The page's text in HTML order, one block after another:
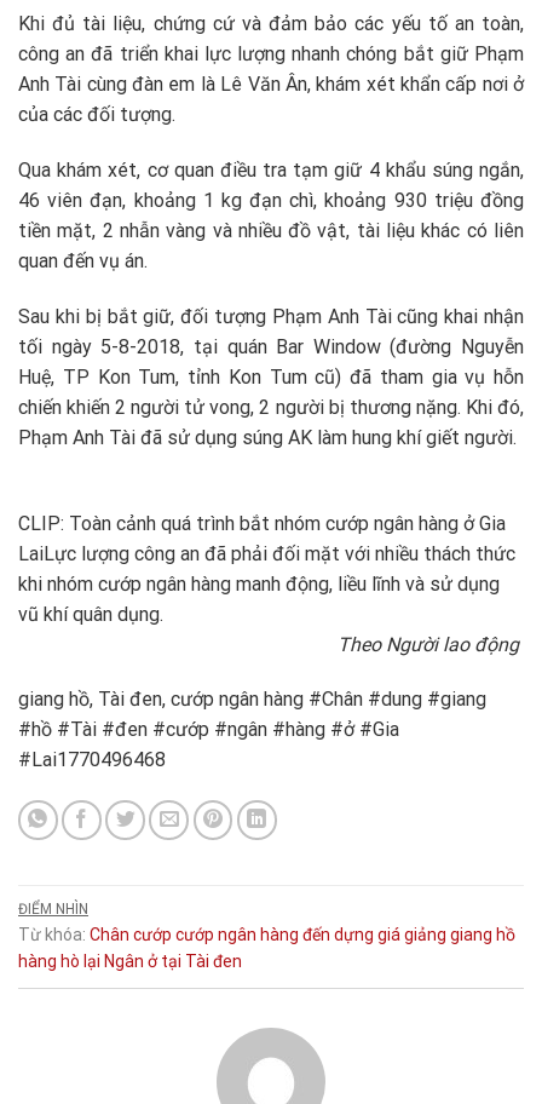
Khi đủ tài liệu, chứng cứ và đảm bảo các yếu tố an toàn,
công an đã triển khai lực lượng nhanh chóng bắt giữ Phạm
Anh Tài cùng đàn em là Lê Văn Ân, khám xét khẩn cấp nơi ở
của các đối tượng.
Qua khám xét, cơ quan điều tra tạm giữ 4 khẩu súng ngắn,
46 viên đạn, khoảng 1 kg đạn chì, khoảng 930 triệu đồng
tiền mặt, 2 nhẫn vàng và nhiều đồ vật, tài liệu khác có liên
quan đến vụ án.
Sau khi bị bắt giữ, đối tượng Phạm Anh Tài cũng khai nhận
tối ngày 5-8-2018, tại quán Bar Window (đường Nguyễn
Huệ, TP Kon Tum, tỉnh Kon Tum cũ) đã tham gia vụ hỗn
chiến khiến 2 người tử vong, 2 người bị thương nặng. Khi đó,
Phạm Anh Tài đã sử dụng súng AK làm hung khí giết người.
CLIP: Toàn cảnh quá trình bắt nhóm cướp ngân hàng ở Gia
LaiLực lượng công an đã phải đối mặt với nhiều thách thức
khi nhóm cướp ngân hàng manh động, liều lĩnh và sử dụng
vũ khí quân dụng.
Theo Người lao động
giang hồ, Tài đen, cướp ngân hàng #Chân #dung #giang
#hồ #Tài #đen #cướp #ngân #hàng #ở #Gia
#Lai1770496468
ĐIỂM NHÌN
Từ khóa: Chân cướp cướp ngân hàng đến dựng giágiảng giang hồ
hàng hò lại Ngân ở tại Tài đen